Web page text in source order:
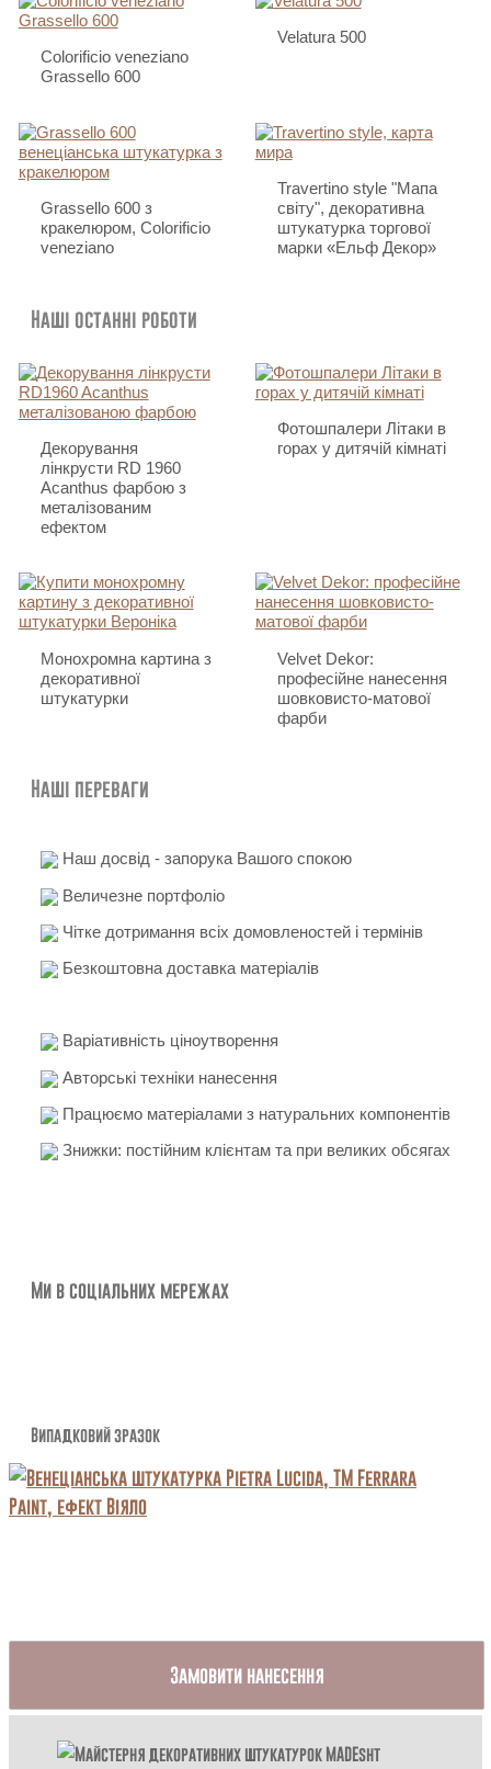
Colorificio veneziano
Grassello 600
Velatura 500
Grassello 600 з
кракелюром, Colorificio
veneziano
Travertino style "Мапа
світу", декоративна
штукатурка торгової
марки «Ельф Декор»
Наші останні роботи
Декорування
лінкрусти RD 1960
Acanthus фарбою з
металізованим
ефектом
Фотошпалери Літаки в
горах у дитячій кімнаті
Монохромна картина з
декоративної
штукатурки
Velvet Dekor:
професійне нанесення
шовковисто-матової
фарби
Наші переваги
Наш досвід - запорука Вашого спокою
Величезне портфоліо
Чітке дотримання всіх домовленостей і термінів
Безкоштовна доставка матеріалів
Варіативність ціноутворення
Авторські техніки нанесення
Працюємо матеріалами з натуральних компонентів
Знижки: постійним клієнтам та при великих обсягах
Ми в соціальних мережах
Випадковий зразок
Замовити нанесення